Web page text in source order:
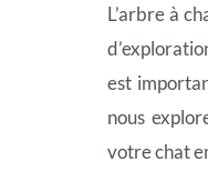
L’arbre à
est
nous
votre chat